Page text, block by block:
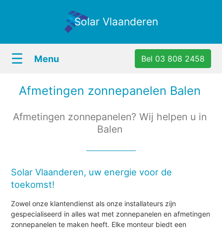
Solar Vlaanderen
☰ Menu Bel 03 808 2458
Afmetingen zonnepanelen Balen
Afmetingen zonnepanelen? Wij helpen u in
Balen
Solar Vlaanderen, uw energie voor de
toekomst!
Zowel onze klantendienst als onze installateurs zijn
gespecialiseerd in alles wat met zonnepanelen en afmetingen
zonnepanelen te maken heeft. Elke monteur biedt een